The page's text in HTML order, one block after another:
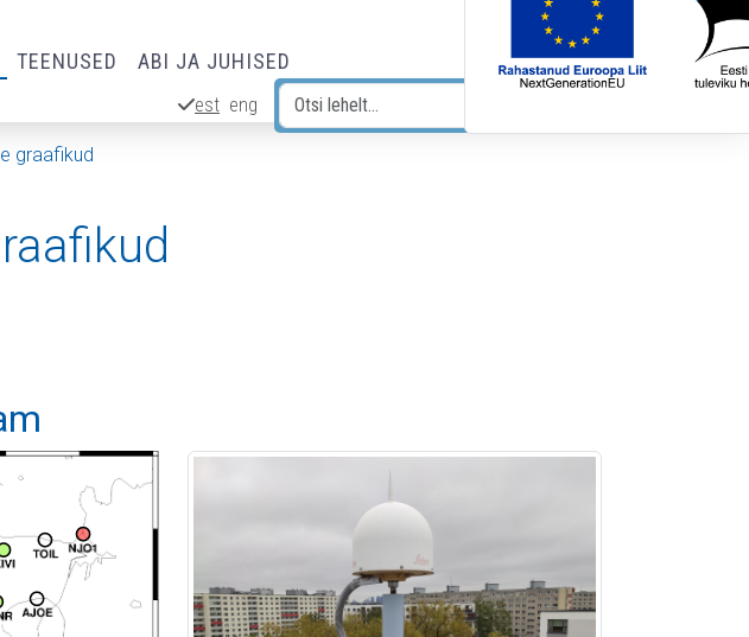
TEENUSED ABI JA JUHISED
est eng
graafikud